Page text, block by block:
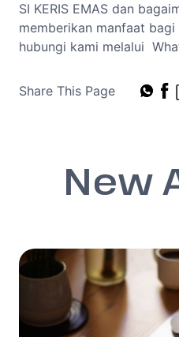
SI KERIS EMAS dan
memberikan manfaat
hubungi kami melalui
Share This Page
New